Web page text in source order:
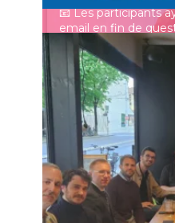
📧 Les participants
email en fin de
synthèse des
il y a 4 mois
Voir sur Facebook
Se
Connexion